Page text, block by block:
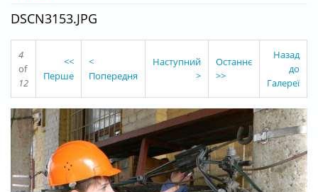
DSCN3153.JPG
4
of
12
<<
Перше
<
Попередня
Наступний
>
Останнє
>>
Назад
до
Галереї